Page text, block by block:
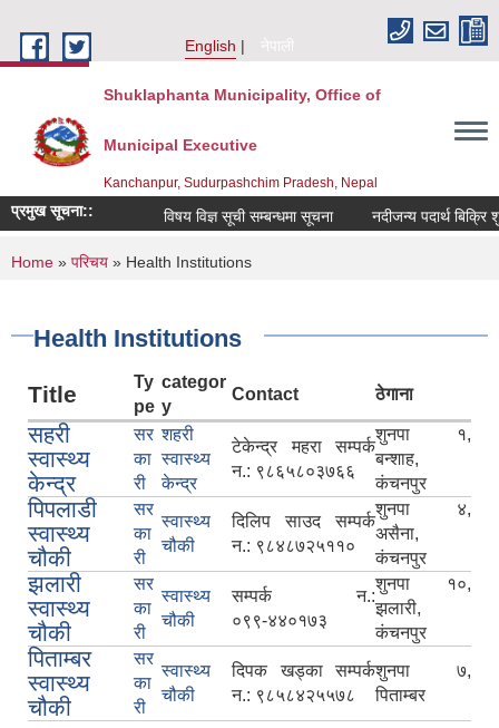
English
नेपाली
Shuklaphanta Municipality, Office of
Municipal Executive
Kanchanpur, Sudurpashchim Pradesh, Nepal
प्रमुख सूचना:: विषय विज्ञ सूची सम्बन्धमा सूचना नदीजन्य पदार्थ
You are here
Home » परिचय » Health Institutions
Health Institutions
Title
Ty
pe
categor
y
Contact ठेगाना
सहरी
स्वास्थ्य
केन्द्र
सर
का
री
शहरी
स्वास्थ्य
केन्द्र
टेकेन्द्र महरा सम्पर्क
न.: ९८६५८०३७६६
शुनपा १,
बन्शाह,
कंचनपुर
पिपलाडी
स्वास्थ्य
चौकी
सर
का
री
स्वास्थ्य
चौकी
दिलिप साउद सम्पर्क
न.: ९८४८७२५११०
शुनपा ४,
असैना,
कंचनपुर
झलारी
स्वास्थ्य
चौकी
सर
का
री
स्वास्थ्य
चौकी
सम्पर्क न.:
०९९‍-४४०१७३
शुनपा १०,
झलारी,
कंचनपुर
पिताम्बर
स्वास्थ्य
चौकी
सर
का
री
स्वास्थ्य
चौकी
दिपक खड्का सम्पर्क
न.: ९८५८४२५५७८
शुनपा ७,
पिताम्बर